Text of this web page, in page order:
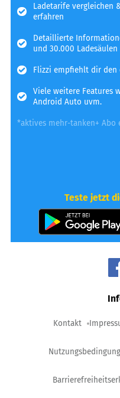
Ladetarife vergleichen
erfahren
Detaillierte
und 30.000 Ladesäulen
Flizzi empfiehlt dir
Viele weitere Features
Android Auto uvm.
*aktives mehr-tanken+ Abo
Teste jetzt
Kontakt